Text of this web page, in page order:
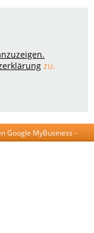
zu.
Google MyBusiness -